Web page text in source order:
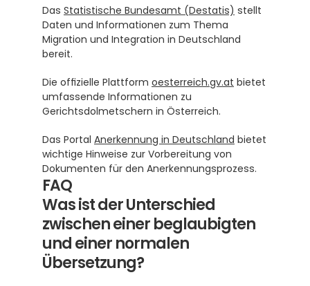
Das Statistische Bundesamt (Destatis) stellt
Daten und Informationen zum Thema
Migration und Integration in Deutschland
bereit.
Die offizielle Plattform oesterreich.gv.at bietet
umfassende Informationen zu
Gerichtsdolmetschern in Österreich.
Das Portal Anerkennung in Deutschland bietet
wichtige Hinweise zur Vorbereitung von
Dokumenten für den Anerkennungsprozess.
FAQ
Was ist der Unterschied
zwischen einer beglaubigten
und einer normalen
Übersetzung?